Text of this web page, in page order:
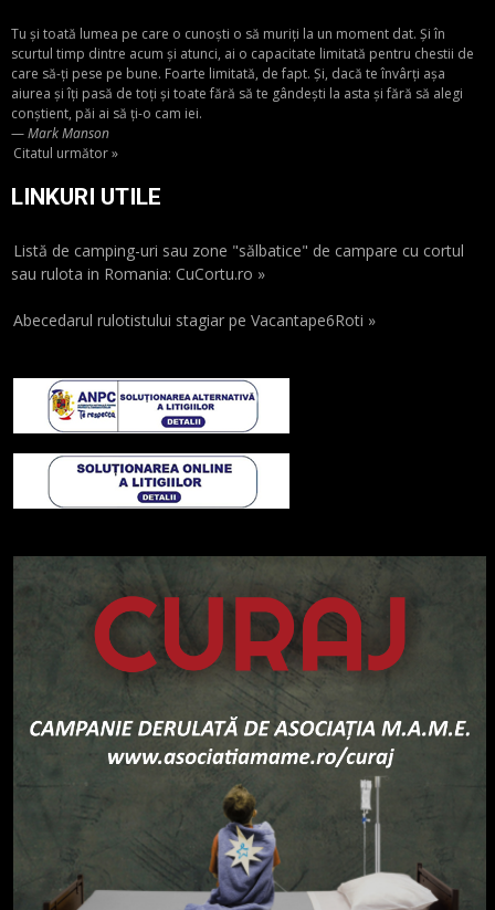
Tu și toată lumea pe care o cunoști o să muriți la un moment dat. Și în
scurtul timp dintre acum și atunci, ai o capacitate limitată pentru chestii de
care să-ți pese pe bune. Foarte limitată, de fapt. Și, dacă te învârți așa
aiurea și îți pasă de toți și toate fără să te gândești la asta și fără să alegi
conștient, păi ai să ți-o cam iei.
—Mark Manson
Citatul următor »
LINKURI UTILE
Listă de camping-uri sau zone "sălbatice" de campare cu cortul
sau rulota in Romania: CuCortu.ro »
Abecedarul rulotistului stagiar pe Vacantape6Roti »